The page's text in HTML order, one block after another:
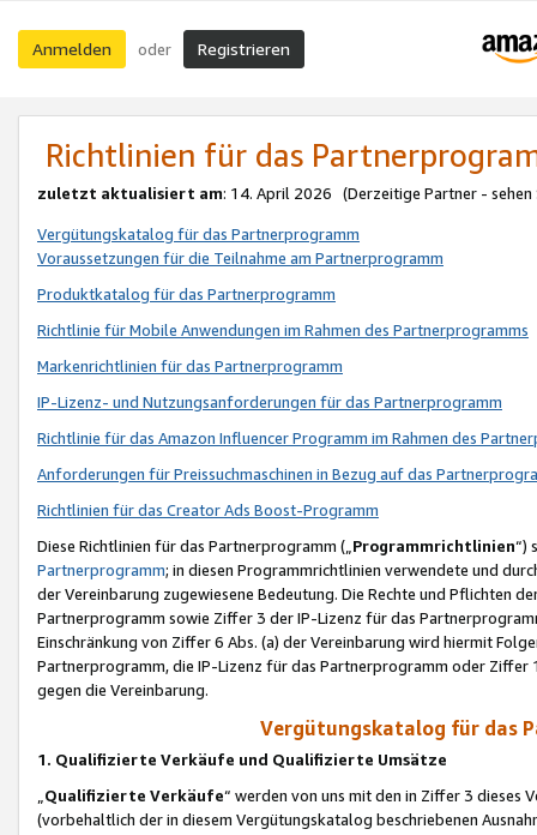
Anmelden oder Registrieren
Richtlinien für das
zuletzt aktualisiert am: 14. April 2026 (Derzeitige Partner - sehen
Vergütungskatalog für das Partnerprogramm
Voraussetzungen für die Teilnahme am Partnerprogramm
Produktkatalog für das Partnerprogramm
Richtlinie für Mobile Anwendungen im Rahmen des Partnerprogramms
Markenrichtlinien für das Partnerprogramm
IP-Lizenz- und Nutzungsanforderungen für das Partnerprogramm
Richtlinie für das Amazon Influencer Programm im Rahmen des
Anforderungen für Preissuchmaschinen in Bezug auf das
Richtlinien für das Creator Ads Boost-Programm
Diese Richtlinien für das Partnerprogramm („Programmrichtlinien“)
Partnerprogramm; in diesen Programmrichtlinien verwendete und
der Vereinbarung zugewiesene Bedeutung. Die Rechte und Pflichten
Partnerprogramm sowie Ziffer 3 der IP-Lizenz für das
Einschränkung von Ziffer 6 Abs. (a) der Vereinbarung wird hiermit
Partnerprogramm, die IP-Lizenz für das Partnerprogramm oder
gegen die Vereinbarung.
Vergütungskatalog für das
1. Qualifizierte Verkäufe und Qualifizierte Umsätze
Qualifizierte Verkäufe“ werden von uns mit den in Ziffer 3
(vorbehaltlich der in diesem Vergütungskatalog beschriebenen